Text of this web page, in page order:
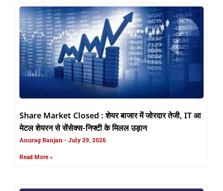
Share Market Closed : शेयर बाजार में जोरदार तेजी, IT आ
मेटल शेयरन से सेंसेक्स-निफ्टी के मिलल उड़ान
Anurag Ranjan July 29, 2026
Read More »